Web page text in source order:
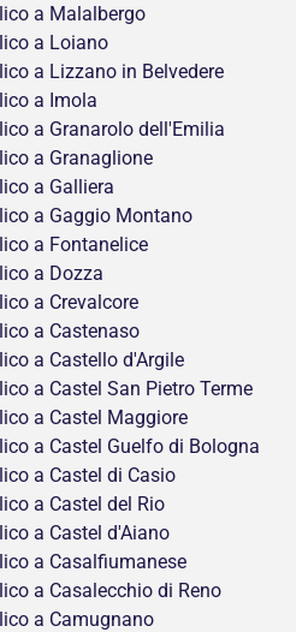
a Malalbergo
a Loiano
a Lizzano in Belvedere
a Imola
a Granarolo dell'Emilia
a Granaglione
a Galliera
a Gaggio Montano
a Fontanelice
a Dozza
a Crevalcore
a Castenaso
a Castello d'Argile
a Castel San Pietro Terme
a Castel Maggiore
a Castel Guelfo di Bologna
a Castel di Casio
a Castel del Rio
a Castel d'Aiano
a Casalfiumanese
a Casalecchio di Reno
a Camugnano